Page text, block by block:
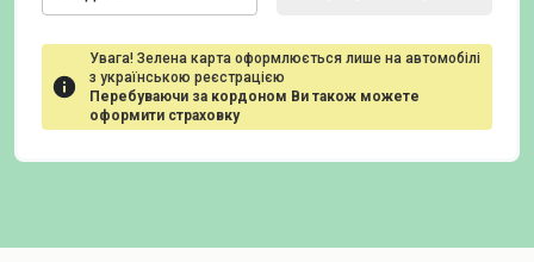
Увага! Зелена карта оформлюється лише на автомобілі
з українською реєстрацією
Перебуваючи за кордоном Ви також можете
оформити страховку